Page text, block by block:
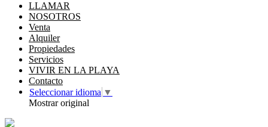
LLAMAR
NOSOTROS
Venta
Alquiler
Propiedades
Servicios
VIVIR EN LA PLAYA
Contacto
Seleccionar idioma ▼
Mostrar original